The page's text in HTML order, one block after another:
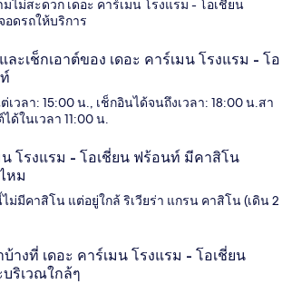
ไม่สะดวก เดอะ คาร์เมน โรงแรม - โอเชี่ยน
ดรถให้บริการ
ละเช็กเอาต์ของ เดอะ คาร์เมน โรงแรม - โอ
เวลา: 15:00 น., เช็กอินได้จนถึงเวลา: 18:00 น.สา
ด้ในเวลา 11:00 น.
น โรงแรม - โอเชี่ยน ฟร้อนท์ มีคาสิโน
หม
ม่มีคาสิโน แต่อยู่ใกล้ ริเวียร่า แกรน คาสิโน (เดิน 2
างที่ เดอะ คาร์เมน โรงแรม - โอเชี่ยน
ริเวณใกล้ๆ